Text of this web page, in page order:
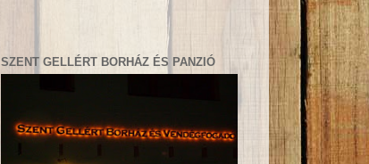
SZENT GELLÉRT BORHÁZ ÉS PANZIÓ